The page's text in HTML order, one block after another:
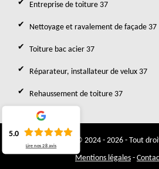
Entreprise de toiture 37
Nettoyage et ravalement de façade 37
Toiture bac acier 37
Réparateur, installateur de velux 37
Rehaussement de toiture 37
© 2024 - 2026 - Tout
Mentions légales -
5.0
Lire nos28 avis